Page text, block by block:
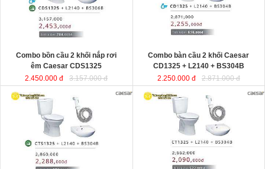
Combo bồn cầu 2 khối nắp rơi
êm Caesar CDS1325
2.450.000 đ
3.157.000 đ
Combo bàn cầu 2 khối Caesar
CD1325 + L2140 + BS304B
2.250.000 đ
2.871.000 đ